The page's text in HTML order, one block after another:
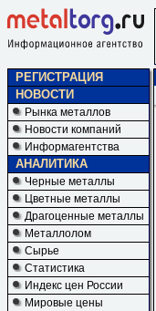
РЕГИСТРАЦИЯ
НОВОСТИ
Рынка металлов
Новости компаний
Информагентства
АНАЛИТИКА
Черные металлы
Цветные металлы
Драгоценные металлы
Металлолом
Сырье
Статистика
Индекс цен России
Мировые цены